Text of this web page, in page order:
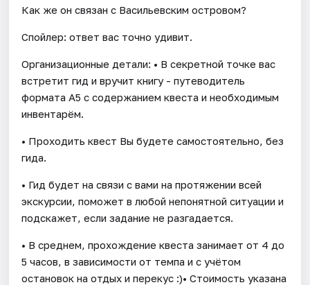
Как же он связан с Васильевским островом?
Спойлер: ответ вас точно удивит.
Организационные детали: • В секретной точке вас
встретит гид и вручит книгу - путеводитель
формата А5 с содержанием квеста и необходимым
инвентарём.
• Проходить квест Вы будете самостоятельно, без
гида.
• Гид будет на связи с вами на протяжении всей
экскурсии, поможет в любой непонятной ситуации и
подскажет, если задание не разгадается.
• В среднем, прохождение квеста занимает от 4 до
5 часов, в зависимости от темпа и с учётом
остановок на отдых и перекус :)• Стоимость указана